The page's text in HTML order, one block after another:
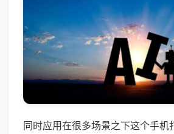
同时应用在很多场景之下这个手机